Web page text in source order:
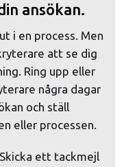
ansökan.
i en process. Men
att se dig
Ring upp eller
några dagar
och ställ
eller processen.
ett tackmejl